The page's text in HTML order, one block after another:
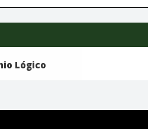
Lógico